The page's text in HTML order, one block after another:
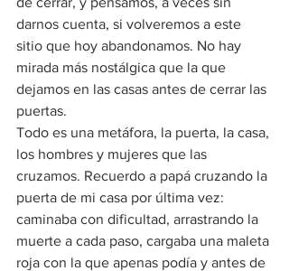
darnos cuenta, si volveremos a este
sitio que hoy abandonamos. No hay
mirada más nostálgica que la que
dejamos en las casas antes de cerrar las
puertas.
Todo es una metáfora, la puerta, la casa,
los hombres y mujeres que las
cruzamos. Recuerdo a papá cruzando la
puerta de mi casa por última vez:
caminaba con dificultad, arrastrando la
muerte a cada paso, cargaba una maleta
roja con la que apenas podía y antes de